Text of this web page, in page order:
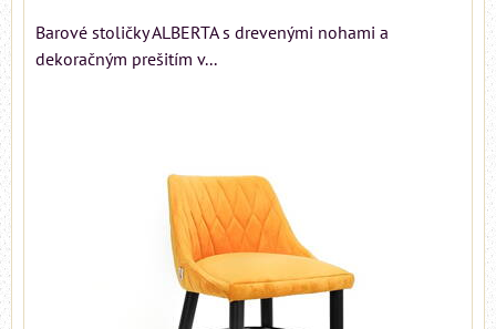
Barové stoličky ALBERTA s drevenými nohami a
dekoračným prešitím v...